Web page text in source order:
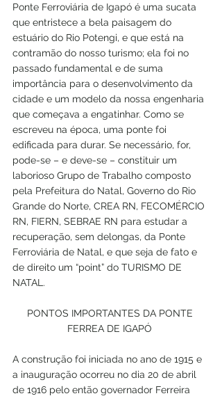
Ponte Ferroviária de Igapó é uma sucata
que entristece a bela paisagem do
estuário do Rio Potengi, e que está na
contramão do nosso turismo; ela foi no
passado fundamental e de suma
importância para o desenvolvimento da
cidade e um modelo da nossa engenharia
que começava a engatinhar. Como se
escreveu na época, uma ponte foi
edificada para durar. Se necessário, for,
pode-se – e deve-se – constituir um
laborioso Grupo de Trabalho composto
pela Prefeitura do Natal, Governo do Rio
Grande do Norte, CREA RN, FECOMÉRCIO
RN, FIERN, SEBRAE RN para estudar a
recuperação, sem delongas, da Ponte
Ferroviária de Natal, e que seja de fato e
de direito um “point” do TURISMO DE
NATAL.
PONTOS IMPORTANTES DA PONTE
FERREA DE IGAPÓ
A construção foi iniciada no ano de 1915 e
a inauguração ocorreu no dia 20 de abril
de 1916 pelo então governador Ferreira